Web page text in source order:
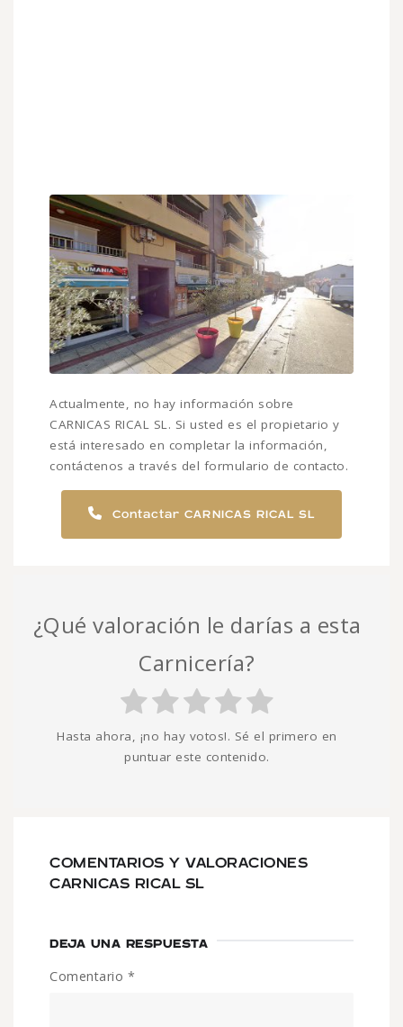
Actualmente, no hay información sobre
CARNICAS RICAL SL. Si usted es el propietario y
está interesado en completar la información,
contáctenos a través del formulario de contacto.
Contactar CARNICAS RICAL SL
¿Qué valoración le darías a esta
Carnicería?
Hasta ahora, ¡no hay votos!. Sé el primero en
puntuar este contenido.
COMENTARIOS Y VALORACIONES
CARNICAS RICAL SL
DEJA UNA RESPUESTA
Comentario *